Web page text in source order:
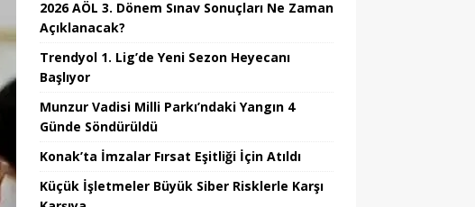
2026 AÖL 3. Dönem Sınav Sonuçları Ne Zaman
Açıklanacak?
Trendyol 1. Lig’de Yeni Sezon Heyecanı
Başlıyor
Munzur Vadisi Milli Parkı’ndaki Yangın 4
Günde Söndürüldü
Konak’ta İmzalar Fırsat Eşitliği İçin Atıldı
Küçük İşletmeler Büyük Siber Risklerle Karşı